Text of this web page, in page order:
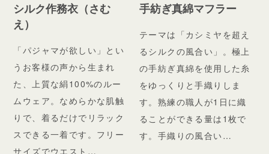
シルク作務衣（さむ
え）
「パジャマが欲しい」とい
うお客様の声から生まれ
た、上質な絹100%のルー
ムウェア。なめらかな肌触
りで、着るだけでリラック
スできる一着です。フリー
サイズでウエスト…
手紡ぎ真綿マフラー
テーマは「カシミヤを超え
るシルクの風合い」。極上
の手紡ぎ真綿を使用した糸
をゆっくりと手織りしま
す。熟練の職人が1日に織
ることができる量は1枚で
す。手織りの風合い…